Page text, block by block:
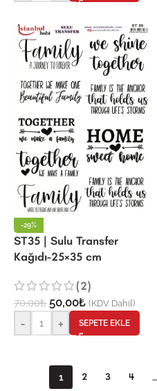
-29%
ST35 | Sulu Transfer
Kağıdı-25×35 cm
(2)
70,00₺ 50,00₺ (KDV Dahil)
- + SEPETE EKLE
1 2 3 4 …